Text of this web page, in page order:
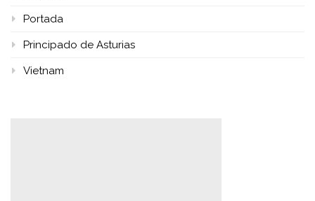
Portada
Principado de Asturias
Vietnam